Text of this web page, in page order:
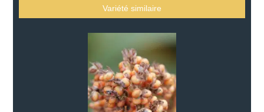
Variété similaire